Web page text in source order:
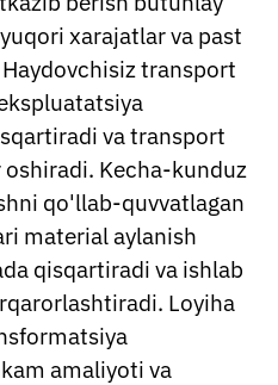
xarajatlar va past
transport
va transport
Kecha-kunduz
qo'llab-quvvatlagan
material aylanish
qisqartiradi va ishlab
Loyiha
amaliyoti va